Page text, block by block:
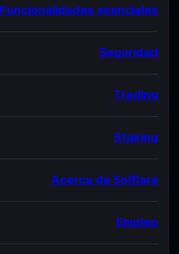
Funcionalidades esenciales
Seguridad
Trading
Staking
Acerca de Solflare
Empleo